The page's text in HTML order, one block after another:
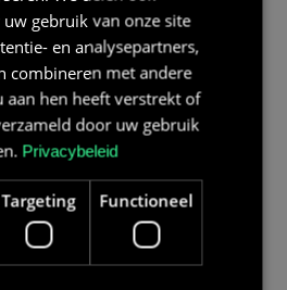
belangrijk?
geeft een realistischer beeld
van je systeem, het managen
het berekenen van de
je batterijen ook eerlijker
gebruik van onze site
en analysepartners,
combineren met andere
aan hen heeft verstrekt of
door uw gebruik
Privacybeleid
Targeting Functioneel